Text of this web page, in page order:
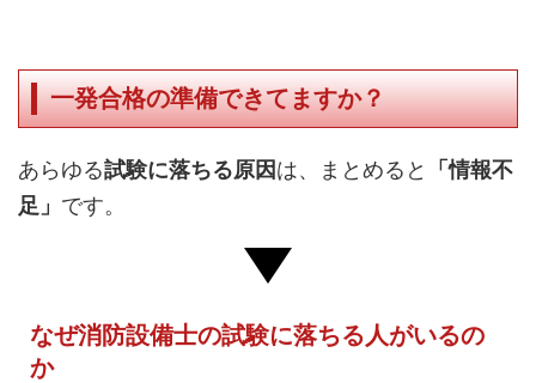
一発合格の準備できてますか？
あらゆる試験に落ちる原因は、まとめると
「情報不
足」 です。
なぜ消防設備士の試験に落ちる人がいるの
か